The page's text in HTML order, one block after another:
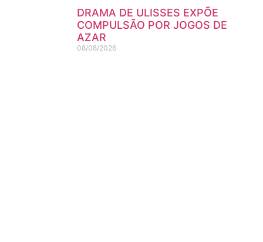
DRAMA DE ULISSES EXPÕE
COMPULSÃO POR JOGOS DE
AZAR
08/08/2026